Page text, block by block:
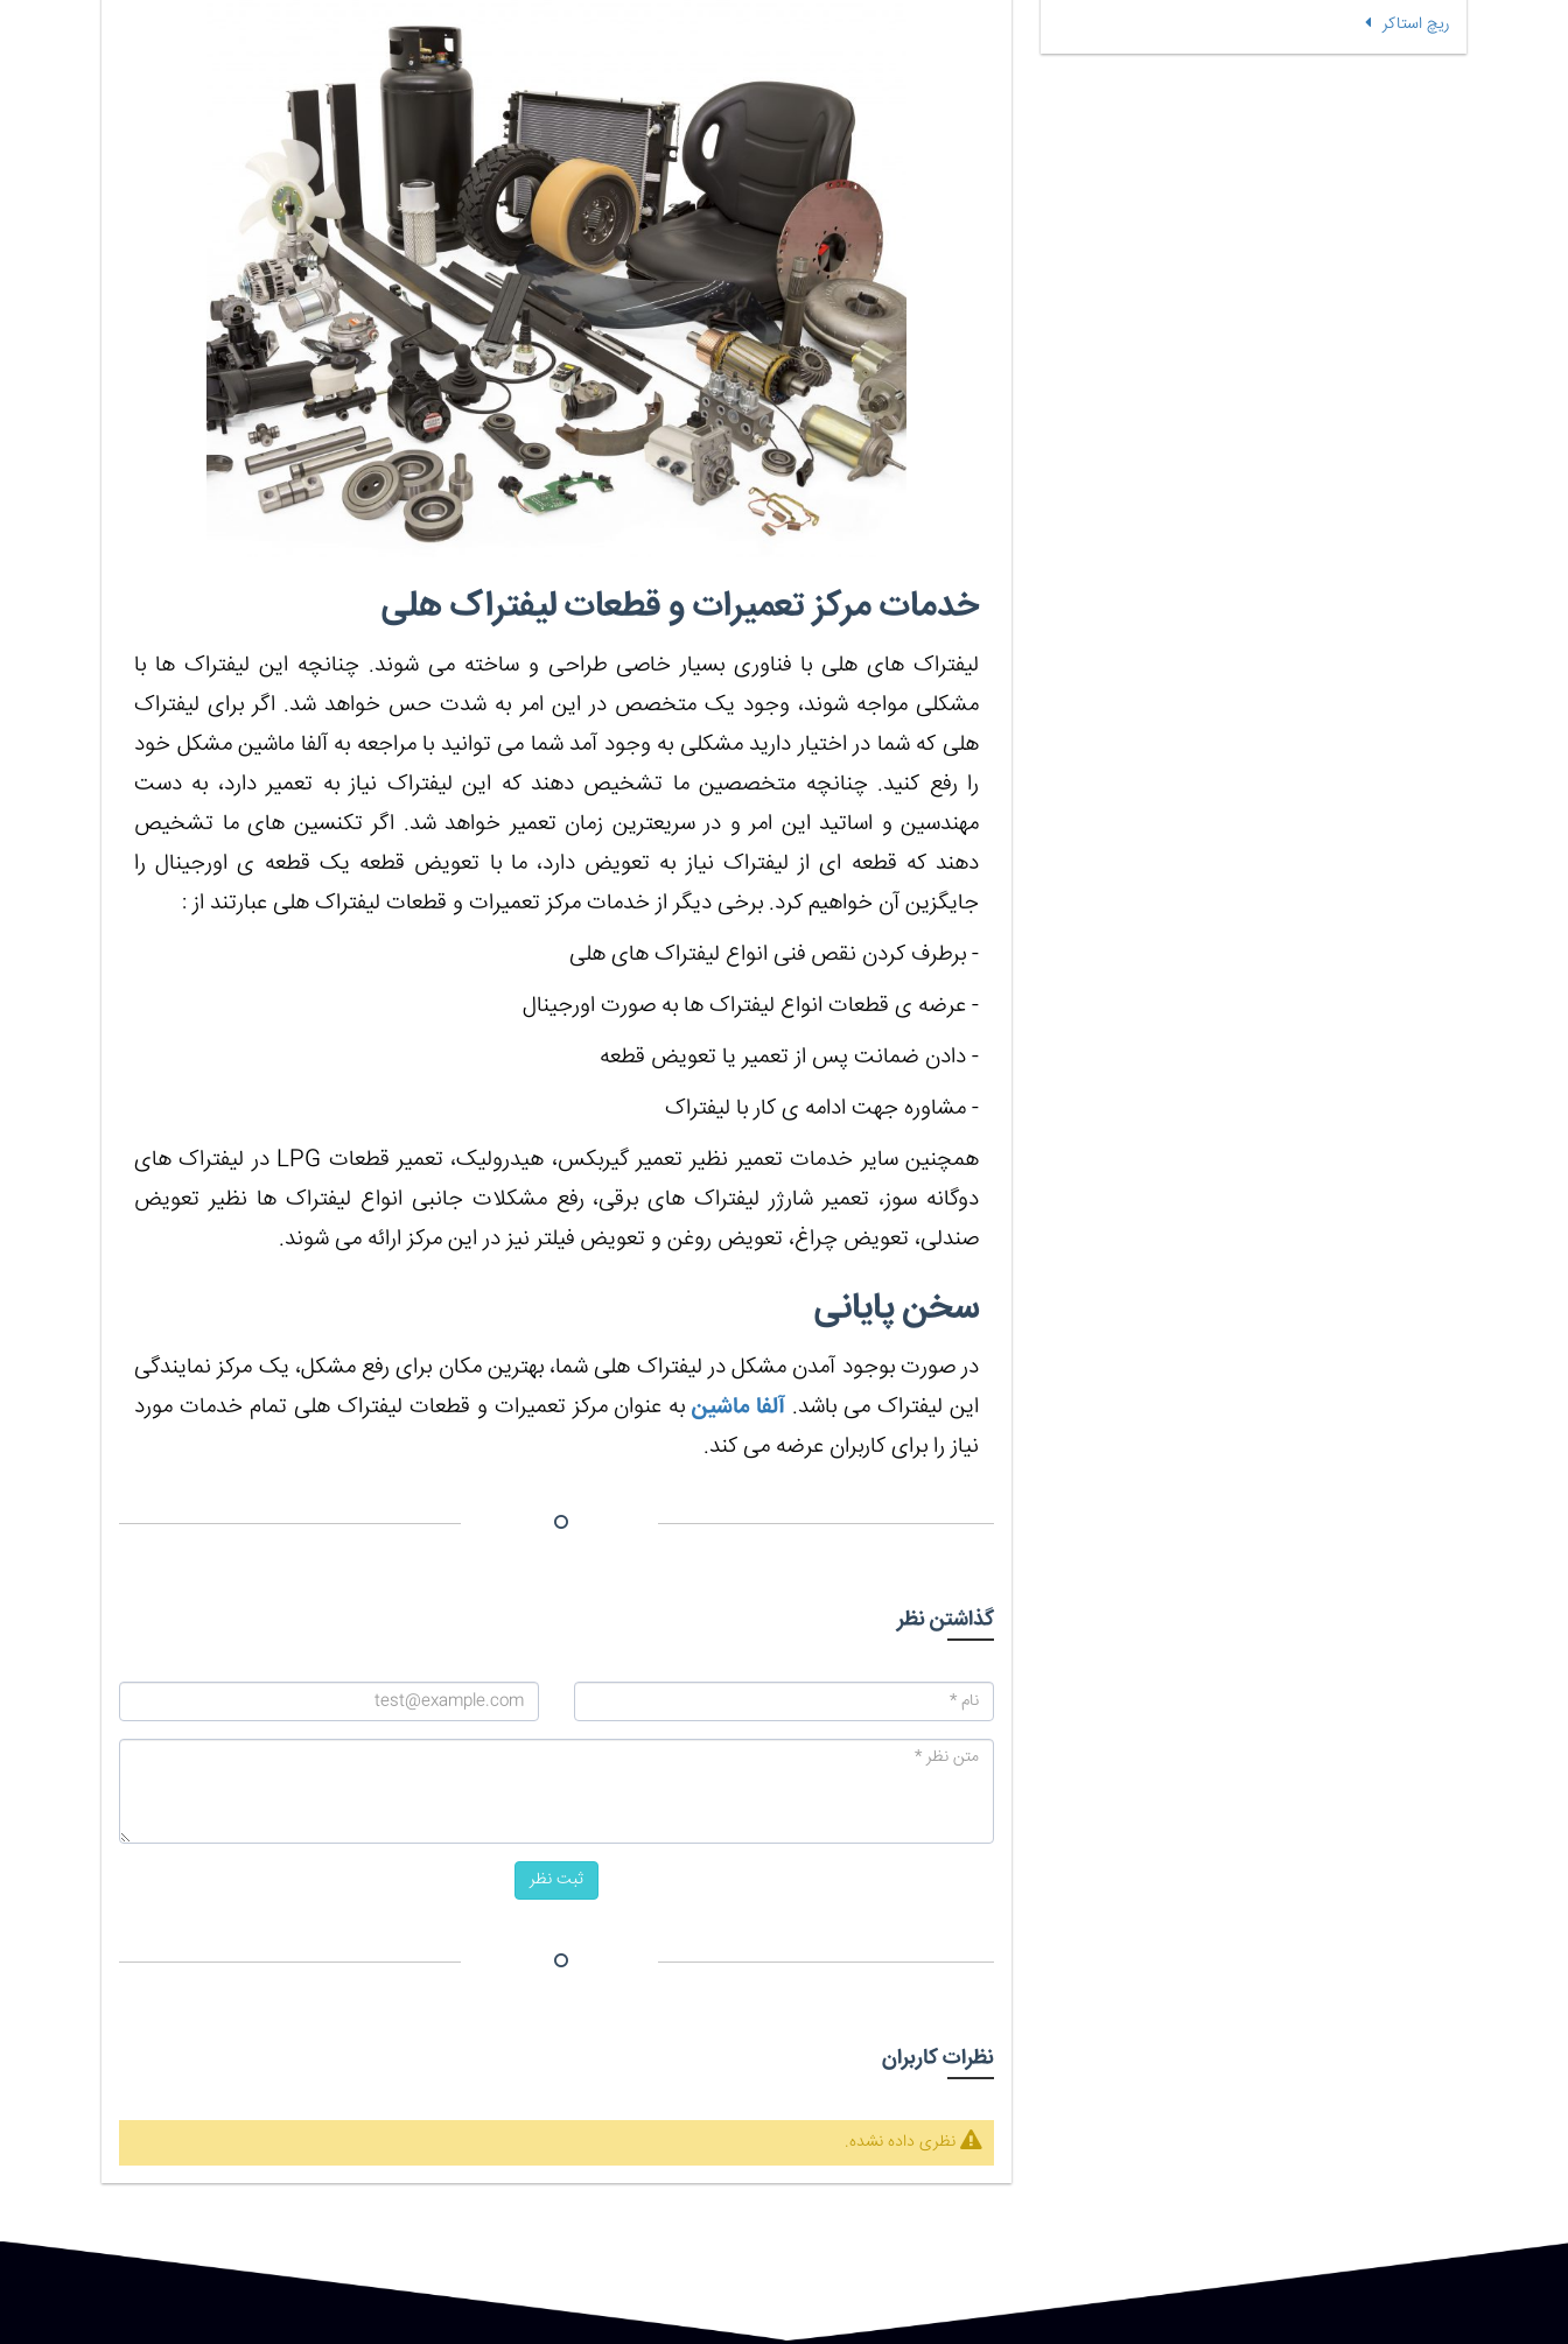
خدمات مرکز تعمیرات و قطعات لیفتراک هلی
لیفتراک های هلی با فناوری بسیار خاصی طراحی و ساخته می شوند. چنانچه این لیفتراک ها با
مشکلی مواجه شوند، وجود یک متخصص در این امر به شدت حس خواهد شد. اگر برای لیفتراک
هلی که شما در اختیار دارید مشکلی به وجود آمد شما می توانید با مراجعه به آلفا ماشین مشکل خود
را رفع کنید. چنانچه متخصصین ما تشخیص دهند که این لیفتراک نیاز به تعمیر دارد، به دست
مهندسین و اساتید این امر و در سریعترین زمان تعمیر خواهد شد. اگر تکنسین های ما تشخیص
دهند که قطعه ای از لیفتراک نیاز به تعویض دارد، ما با تعویض قطعه یک قطعه ی اورجینال را
جایگزین آن خواهیم کرد. برخی دیگر از خدمات مرکز تعمیرات و قطعات لیفتراک هلی عبارتند از :
- برطرف کردن نقص فنی انواع لیفتراک های هلی
- عرضه ی قطعات انواع لیفتراک ها به صورت اورجینال
- دادن ضمانت پس از تعمیر یا تعویض قطعه
- مشاوره جهت ادامه ی کار با لیفتراک
همچنین سایر خدمات تعمیر نظیر تعمیر گیربکس، هیدرولیک، تعمیر قطعات LPG در لیفتراک های
دوگانه سوز، تعمیر شارژر لیفتراک های برقی، رفع مشکلات جانبی انواع لیفتراک ها نظیر تعویض
صندلی، تعویض چراغ، تعویض روغن و تعویض فیلتر نیز در این مرکز ارائه می شوند.
سخن پایانی
در صورت بوجود آمدن مشکل در لیفتراک هلی شما، بهترین مکان برای رفع مشکل، یک مرکز نمایندگی
این لیفتراک می باشد. آلفا ماشینبه عنوان مرکز تعمیرات و قطعات لیفتراک هلی تمام خدمات مورد
نیاز را برای کاربران عرضه می کند.
گذاشتن نظر
ثبت نظر
نظرات کاربران
نظری داده نشده.
ریچ استاکر